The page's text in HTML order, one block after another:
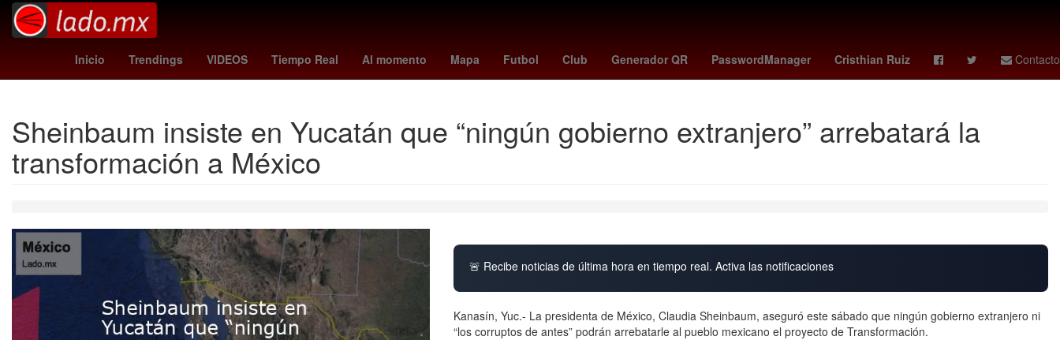
Inicio Trendings VIDEOS Tiempo Real Al momento Mapa Futbol Club Generador QR PasswordManager Cristhian Ruiz Contacto
toluca vs santos Germán Berterame Rogelio Funes Mori mexico vs Antoine Griezmann Rosario Colombia China Dólar estadounidense Perú
Sheinbaum insiste en Yucatán que “ningún gobierno extranjero” arrebatará la
transformación a México
🚨 Recibe noticias de última hora en tiempo real. Activa las notificaciones
Kanasín, Yuc.- La presidenta de México, Claudia Sheinbaum, aseguró este sábado que ningún gobierno extranjero ni
“los corruptos de antes” podrán arrebatarle al pueblo mexicano el proyecto de Transformación.